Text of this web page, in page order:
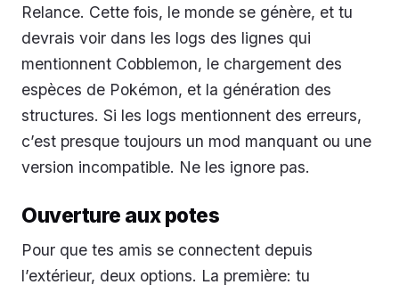
Relance. Cette fois, le monde se génère, et tu
devrais voir dans les logs des lignes qui
mentionnent Cobblemon, le chargement des
espèces de Pokémon, et la génération des
structures. Si les logs mentionnent des erreurs,
c’est presque toujours un mod manquant ou une
version incompatible. Ne les ignore pas.
Ouverture aux potes
Pour que tes amis se connectent depuis
l’extérieur, deux options. La première: tu